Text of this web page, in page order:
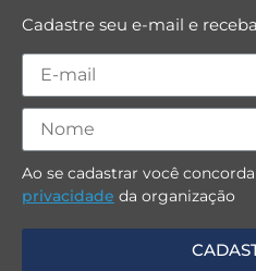
Cadastre seu e-mail e
Ao se cadastrar você
privacidade da organização